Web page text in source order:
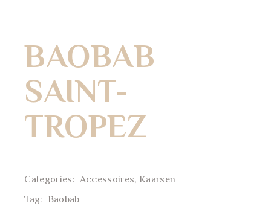
BAOBAB
SAINT-
TROPEZ
Categories: Accessoires,Kaarsen
Tag: Baobab